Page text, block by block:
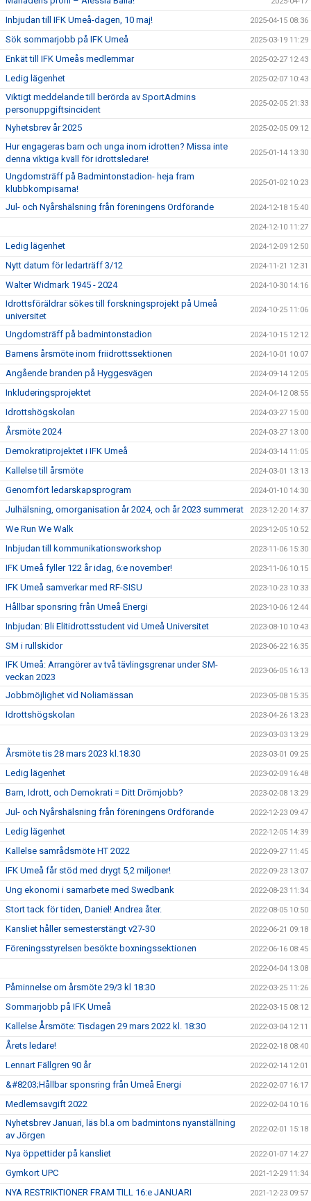
Inbjudan till IFK Umeå-dagen, 10 maj! 2025-04-15 08:36
Sök sommarjobb på IFK Umeå 2025-03-19 11:29
Enkät till IFK Umeås medlemmar 2025-02-27 12:43
Ledig lägenhet 2025-02-07 10:43
Viktigt meddelande till berörda av SportAdmins
personuppgiftsincident
2025-02-05 21:33
Nyhetsbrev år 2025 2025-02-05 09:12
Hur engageras barn och unga inom idrotten? Missa inte
denna viktiga kväll för idrottsledare!
2025-01-14 13:30
Ungdomsträff på Badmintonstadion- heja fram
klubbkompisarna!
2025-01-02 10:23
Jul- och Nyårshälsning från föreningens Ordförande 2024-12-18 15:40
2024-12-10 11:27
Ledig lägenhet 2024-12-09 12:50
Nytt datum för ledarträff 3/12 2024-11-21 12:31
Walter Widmark 1945 - 2024 2024-10-30 14:16
Idrottsföräldrar sökes till forskningsprojekt på Umeå
universitet
2024-10-25 11:06
Ungdomsträff på badmintonstadion 2024-10-15 12:12
Barnens årsmöte inom friidrottssektionen 2024-10-01 10:07
Angående branden på Hyggesvägen 2024-09-14 12:05
Inkluderingsprojektet 2024-04-12 08:55
Idrottshögskolan 2024-03-27 15:00
Årsmöte 2024 2024-03-27 13:00
Demokratiprojektet i IFK Umeå 2024-03-14 11:05
Kallelse till årsmöte 2024-03-01 13:13
Genomfört ledarskapsprogram 2024-01-10 14:30
Julhälsning, omorganisation år 2024, och år 2023 summerat 2023-12-20 14:37
We Run We Walk 2023-12-05 10:52
Inbjudan till kommunikationsworkshop 2023-11-06 15:30
IFK Umeå fyller 122 år idag, 6:e november! 2023-11-06 10:15
IFK Umeå samverkar med RF-SISU 2023-10-23 10:33
Hållbar sponsring från Umeå Energi 2023-10-06 12:44
Inbjudan: Bli Elitidrottsstudent vid Umeå Universitet 2023-08-10 10:43
SM i rullskidor 2023-06-22 16:35
IFK Umeå: Arrangörer av två tävlingsgrenar under SM-
veckan 2023
2023-06-05 16:13
Jobbmöjlighet vid Noliamässan 2023-05-08 15:35
Idrottshögskolan 2023-04-26 13:23
2023-03-03 13:29
Årsmöte tis 28 mars 2023 kl.18.30 2023-03-01 09:25
Ledig lägenhet 2023-02-09 16:48
Barn, Idrott, och Demokrati = Ditt Drömjobb? 2023-02-08 13:29
Jul- och Nyårshälsning från föreningens Ordförande 2022-12-23 09:47
Ledig lägenhet 2022-12-05 14:39
Kallelse samrådsmöte HT 2022 2022-09-27 11:45
IFK Umeå får stöd med drygt 5,2 miljoner! 2022-09-23 13:07
Ung ekonomi i samarbete med Swedbank 2022-08-23 11:34
Stort tack för tiden, Daniel! Andrea åter. 2022-08-05 10:50
Kansliet håller semesterstängt v27-30 2022-06-21 09:18
Föreningsstyrelsen besökte boxningssektionen 2022-06-16 08:45
2022-04-04 13:08
Påminnelse om årsmöte 29/3 kl 18:30 2022-03-25 11:26
Sommarjobb på IFK Umeå 2022-03-15 08:12
Kallelse Årsmöte: Tisdagen 29 mars 2022 kl. 18:30 2022-03-04 12:11
Årets ledare! 2022-02-18 08:40
Lennart Fällgren 90 år 2022-02-14 12:01
&#8203;Hållbar sponsring från Umeå Energi 2022-02-07 16:17
Medlemsavgift 2022 2022-02-04 10:16
Nyhetsbrev Januari, läs bl.a om badmintons nyanställning
av Jörgen
2022-02-01 15:18
Nya öppettider på kansliet 2022-01-07 14:27
Gymkort UPC 2021-12-29 11:34
NYA RESTRIKTIONER FRAM TILL 16:e JANUARI 2021-12-23 09:57